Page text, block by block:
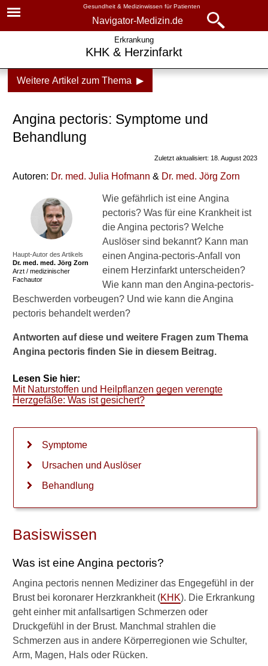
Gesundheit & Medizinwissen für Patienten
Navigator-Medizin.de
Erkrankung
KHK & Herzinfarkt
Weitere Artikel zum Thema ▶
Angina pectoris: Symptome und
Behandlung
Zuletzt aktualisiert: 18. August 2023
Autoren: Dr. med. Julia Hofmann & Dr. med. Jörg Zorn
Haupt-Autor des Artikels
Dr. med. med. Jörg Zorn
Arzt / medizinischer
Fachautor
Wie gefährlich ist eine Angina
pectoris? Was für eine Krankheit ist
die Angina pectoris? Welche
Auslöser sind bekannt? Kann man
einen Angina-pectoris-Anfall von
einem Herzinfarkt unterscheiden?
Wie kann man den Angina-pectoris-
Beschwerden vorbeugen? Und wie kann die Angina
pectoris behandelt werden?
Antworten auf diese und weitere Fragen zum Thema
Angina pectoris finden Sie in diesem Beitrag.
Lesen Sie hier:
Mit Naturstoffen und Heilpflanzen gegen verengte
Herzgefäße: Was ist gesichert?
Symptome
Ursachen und Auslöser
Behandlung
Basiswissen
Was ist eine Angina pectoris?
Angina pectoris nennen Mediziner das Engegefühl in der
Brust bei koronarer Herzkrankheit (KHK). Die Erkrankung
geht einher mit anfallsartigen Schmerzen oder
Druckgefühl in der Brust. Manchmal strahlen die
Schmerzen aus in andere Körperregionen wie Schulter,
Arm, Magen, Hals oder Rücken.
► News
► Diagnostik & Laborwerte
► Gesundheitsthemen
▾
Krankheiten
Koronare Herzkrankheit
(KHK)
Herzinfarkt
(Myokardbrücke)
Angina pectoris
Basiswissen
Symptome
Ursachen und Auslöser
Selbsthilfe
Wissenswertes
Prinzmetal-Angina
Heilpflanzen und Naturstoffe
bei KHK und Herzinfarkt
W
i
m
c
h
t
s
i
h